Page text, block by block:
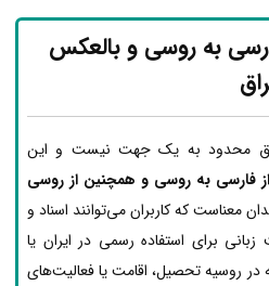
به روسی و بالعکس
محدود به یک جهت نیست و این
فارسی به روسی و همچنین از روسی
معناست که کاربران می‌توانند اسناد و
برای استفاده رسمی در ایران یا
در روسیه تحصیل، اقامت یا فعالیت‌های